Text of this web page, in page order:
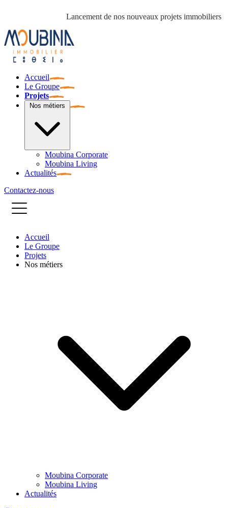
Lancement de nos nouveaux projets immobiliers :« Les
Accueil
Le Groupe
Projets
Moubina Corporate
Moubina Living
Actualités
Contactez-nous
Accueil
Le Groupe
Projets
Nos métiers
Moubina Corporate
Moubina Living
Actualités